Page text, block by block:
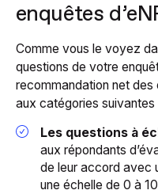
enquêtes
Comme vous le voyez
questions de votre
recommandation net
aux catégories suivantes
Les questions à
aux répondants
de leur accord avec
une échelle de 0 à